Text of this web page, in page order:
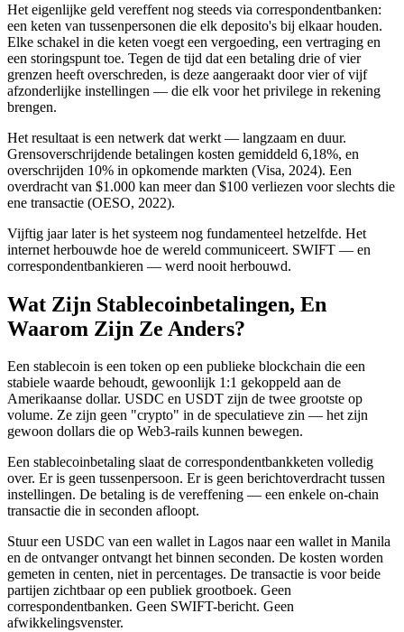
Het eigenlijke geld vereffent nog steeds via correspondentbanken:
een keten van tussenpersonen die elk deposito's bij elkaar houden.
Elke schakel in die keten voegt een vergoeding, een vertraging en
een storingspunt toe. Tegen de tijd dat een betaling drie of vier
grenzen heeft overschreden, is deze aangeraakt door vier of vijf
afzonderlijke instellingen — die elk voor het privilege in rekening
brengen.
Het resultaat is een netwerk dat werkt — langzaam en duur.
Grensoverschrijdende betalingen kosten gemiddeld 6,18%, en
overschrijden 10% in opkomende markten (Visa, 2024). Een
overdracht van $1.000 kan meer dan $100 verliezen voor slechts die
ene transactie (OESO, 2022).
Vijftig jaar later is het systeem nog fundamenteel hetzelfde. Het
internet herbouwde hoe de wereld communiceert. SWIFT — en
correspondentbankieren — werd nooit herbouwd.
Wat Zijn Stablecoinbetalingen, En
Waarom Zijn Ze Anders?
Een stablecoin is een token op een publieke blockchain die een
stabiele waarde behoudt, gewoonlijk 1:1 gekoppeld aan de
Amerikaanse dollar. USDC en USDT zijn de twee grootste op
volume. Ze zijn geen "crypto" in de speculatieve zin — het zijn
gewoon dollars die op Web3-rails kunnen bewegen.
Een stablecoinbetaling slaat de correspondentbankketen volledig
over. Er is geen tussenpersoon. Er is geen berichtoverdracht tussen
instellingen. De betaling is de vereffening — een enkele on-chain
transactie die in seconden afloopt.
Stuur een USDC van een wallet in Lagos naar een wallet in Manila
en de ontvanger ontvangt het binnen seconden. De kosten worden
gemeten in centen, niet in percentages. De transactie is voor beide
partijen zichtbaar op een publiek grootboek. Geen
correspondentbanken. Geen SWIFT-bericht. Geen
afwikkelingsvenster.